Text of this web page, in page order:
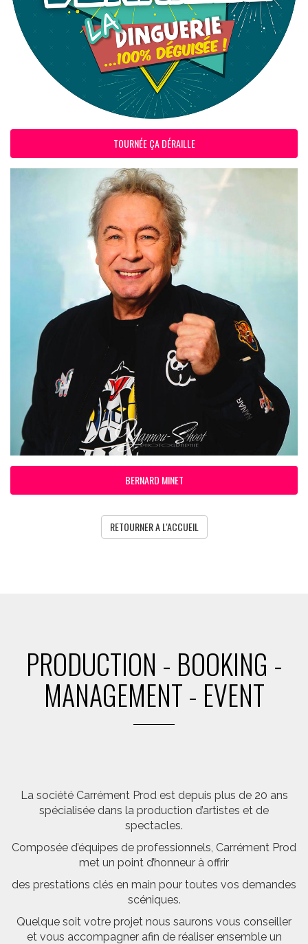
TOURNÉE ÇA DÉRAILLE
BERNARD MINET
RETOURNER A L'ACCUEIL
PRODUCTION - BOOKING -
MANAGEMENT - EVENT
La société Carrément Prod est depuis plus de 20 ans
spécialisée dans la production d’artistes et de
spectacles.
Composée d’équipes de professionnels, Carrément Prod
met un point d’honneur à offrir
des prestations clés en main pour toutes vos demandes
scéniques.
Quelque soit votre projet nous saurons vous conseiller
et vous accompagner afin de réaliser ensemble un